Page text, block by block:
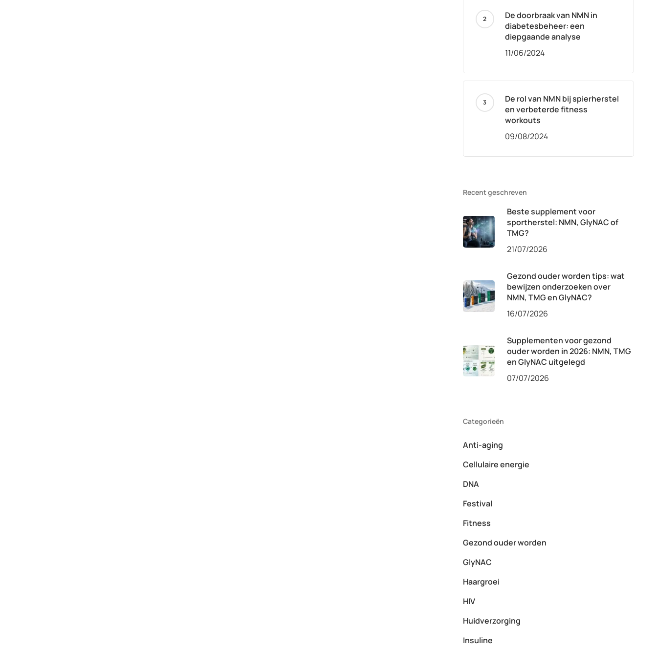
De doorbraak van NMN in
diabetesbeheer: een
diepgaande analyse
11/06/2024
De rol van NMN bij spierherstel
en verbeterde fitness
workouts
09/08/2024
Recent geschreven
Beste supplement voor
sportherstel: NMN, GlyNAC of
TMG?
21/07/2026
Gezond ouder worden tips: wat
bewijzen onderzoeken over
NMN, TMG en GlyNAC?
16/07/2026
Supplementen voor gezond
ouder worden in 2026: NMN, TMG
en GlyNAC uitgelegd
07/07/2026
Categorieën
Anti-aging
Cellulaire energie
DNA
Festival
Fitness
Gezond ouder worden
GlyNAC
Haargroei
HIV
Huidverzorging
Insuline